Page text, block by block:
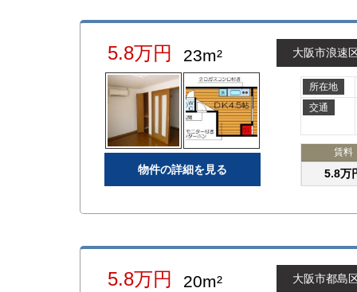
5.8万円 23m²
物件の詳細を見る
大阪市浪速
所在地
交通
賃料
5.8万
5.8万円 20m² 大阪市都島